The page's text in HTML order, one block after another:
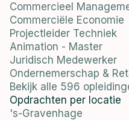
Commercieel
Commerciële Economie
Projectleider Techniek
Animation - Master
Juridisch Medewerker
Ondernemerschap &
Bekijk alle 596
Opdrachten per locatie
's-Gravenhage